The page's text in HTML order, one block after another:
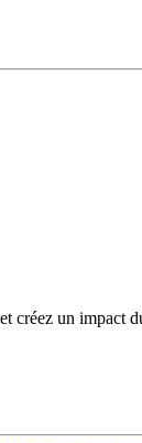
créez un impact